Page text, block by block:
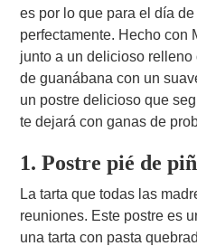
es por lo que para el día
perfectamente. Hecho con
junto a un delicioso
de guanábana con un
un postre delicioso que
te dejará con ganas de
1. Postre pié de
La tarta que todas las
reuniones. Este postre es
una tarta con pasta